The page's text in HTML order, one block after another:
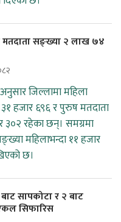
मतदाता सङ्ख्या २ लाख ७४
जिल्लामा महिला
हजार ६९६ र पुरुष मतदाता
३०२ रहेका छन्। समग्रमा
महिलाभन्दा ११ हजार
छ।
सापकोटा र २ बाट
सिफारिस